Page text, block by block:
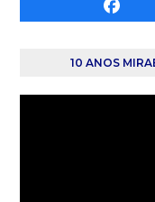
10 ANOS